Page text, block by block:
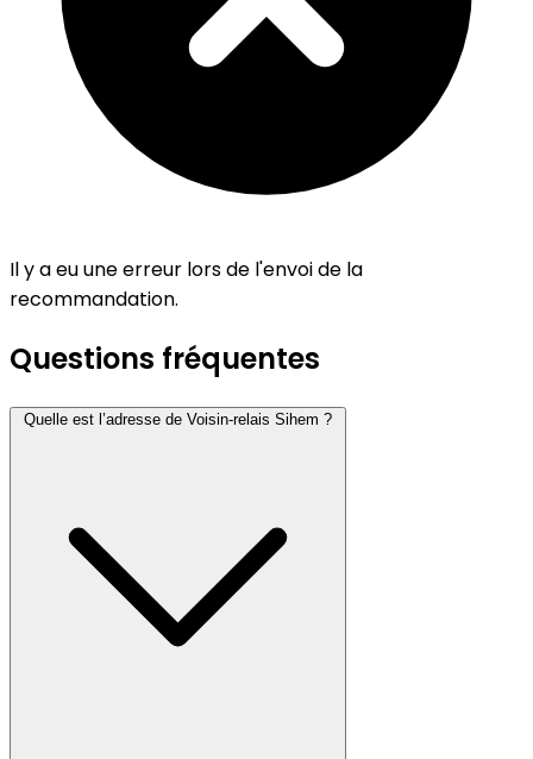
Il y a eu une erreur lors de l'envoi de la
recommandation.
Questions fréquentes
Quelle est l’adresse de Voisin-relais Sihem ?